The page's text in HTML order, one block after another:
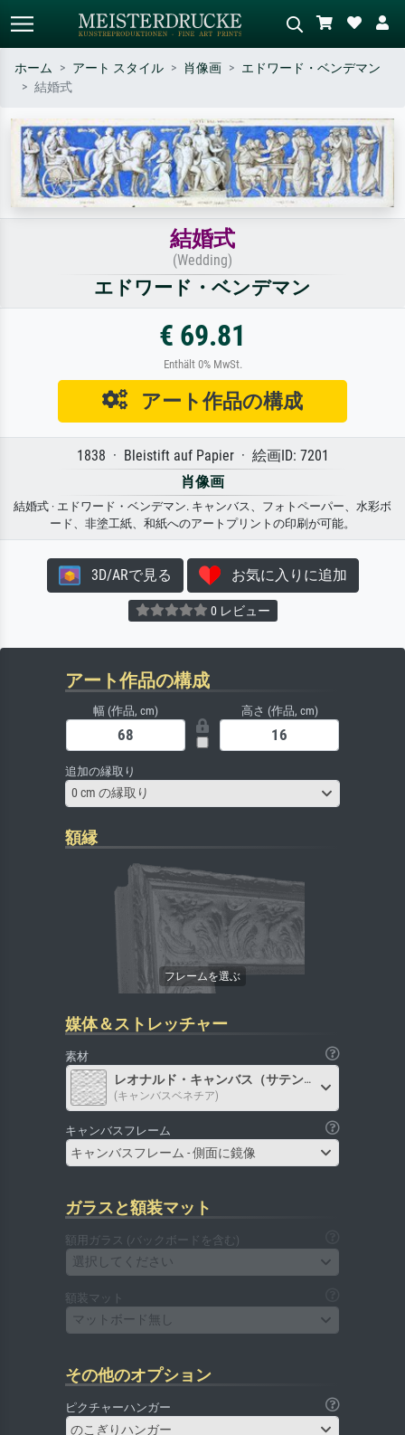
作家名・作品名・スタイルで検索
– 例：モネ、星月夜、印象派、北
斎の波、ヌード。
シーンを説明してください – 例：
緑の草原、赤の多い抽象画、暗い
油絵、木のそばの立ち姿のヌー
ド。
ホーム アート スタイル 肖像画
エドワード・ベンデマン
結婚式
結婚式
(Wedding)
エドワード・ベンデマン
€ 69.81
Enthält 0% MwSt.
アート作品の構成
1838 · Bleistift auf Papier · 絵画ID: 7201
肖像画
結婚式 · エドワード・ベンデマン. キャンバス、フォトペーパー、水彩ボ
ード、非塗工紙、和紙へのアートプリントの印刷が可能。
3D/ARで見る お気に入りに追加
0 レビュー
アート作品の構成
幅 (作品, cm) 高さ (作品, cm)
追加の縁取り
0 cm の縁取り
額縁
媒体＆ストレッチャー
素材
レオナルド・キャンバス（サテン）
(キャンバスベネチア)
キャンバスフレーム
キャンバスフレーム - 側面に鏡像
ガラスと額装マット
額用ガラス (バックボードを含む)
選択してください
額装マット
マットボード無し
その他のオプション
ピクチャーハンガー
のこぎりハンガー